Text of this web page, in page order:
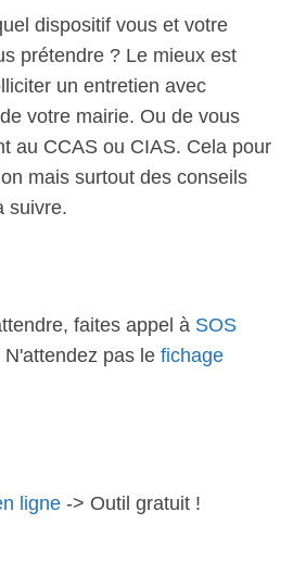
dispositif vous et votre
prétendre ? Le mieux est
un entretien avec
votre mairie. Ou de vous
au CCAS ou CIAS. Cela pour
mais surtout des conseils
suivre.
faites appel à SOS
N'attendez pas le fichage
ligne -> Outil gratuit !